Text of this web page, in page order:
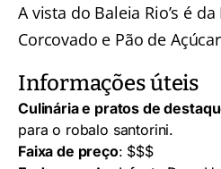
A vista do Baleia Rio’s é
Corcovado e Pão de
Informações úteis
Culinária e pratos de
para o robalo santorini.
Faixa de preço: $$$